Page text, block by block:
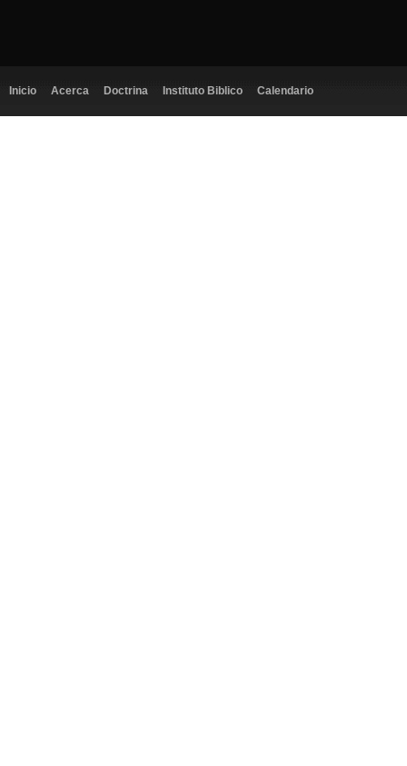
Inicio Acerca Doctrina Instituto Biblico Calendario